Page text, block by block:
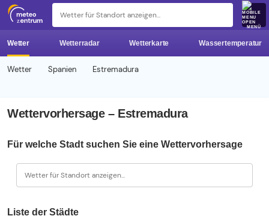
z
MENÜ
Wetter Wetterradar Wetterkarte Wassertemperatur
Wetter Spanien Estremadura
Wettervorhersage – Estremadura
Für welche Stadt suchen Sie eine Wettervorhersage
Liste der Städte